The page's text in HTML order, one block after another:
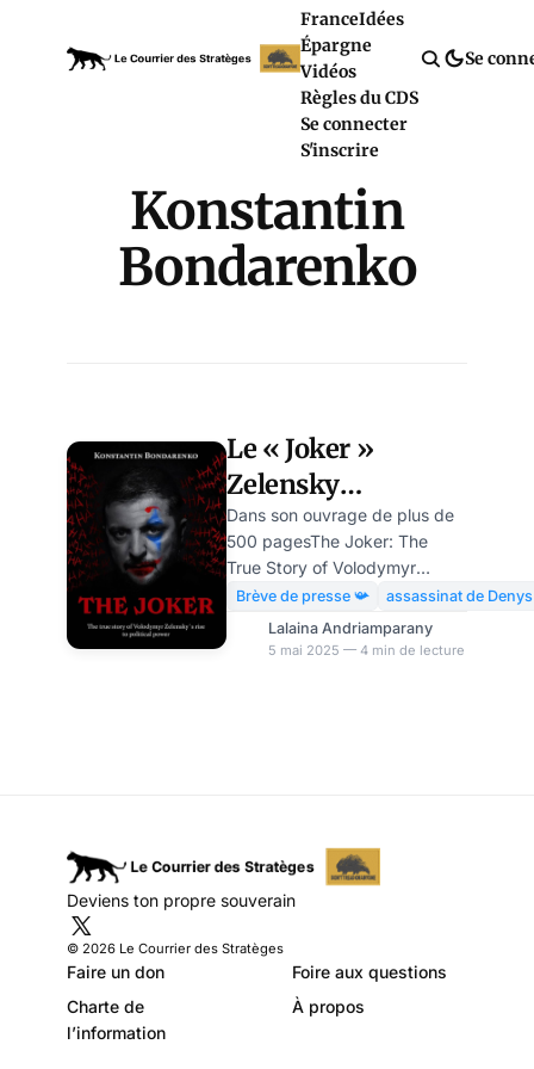
FranceIdées
Épargne
Vidéos
Règles du CDS
Se connecter
S'inscrire
Se
Konstantin
Bondarenko
Le « Joker »
Zelensky
démasqué : un
politologue
ukrainien dénonce
« une guerre par
procuration »
Dans son ouvrage de plus de
500 pagesThe Joker: The
True Story of Volodymyr
Zelensky’s Rise to Power
publié cette année, l’historien
et politologue ukrainien
en Ukraine, plusieurs
tentatives de négociations de
paix ont été entreprises, mais
contrecarrées par des
interventions extérieures, e
Brève de presse 📯
assassinat de
Lalaina Andriamparany
5 mai 2025 — 4 min de lecture
Deviens ton propre souverain
© 2026 Le Courrier des Stratèges
Faire un don
Foire aux questions
Charte de
l’information
À propos